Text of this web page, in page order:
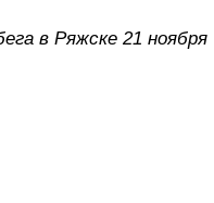
в Ряжске 21 ноября